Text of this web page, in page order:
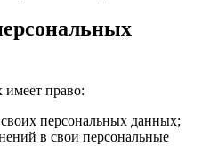
право:
персональных данных;
в свои персональные